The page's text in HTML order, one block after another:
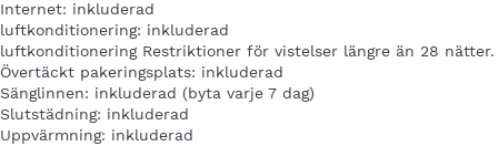
Internet: inkluderad
luftkonditionering: inkluderad
luftkonditionering Restriktioner för vistelser längre än 28 nätter.
Övertäckt pakeringsplats: inkluderad
Sänglinnen: inkluderad (byta varje 7 dag)
Slutstädning: inkluderad
Uppvärmning: inkluderad